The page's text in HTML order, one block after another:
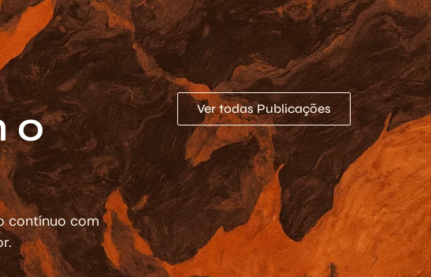
o
contínuo com
Ver todas Publicações